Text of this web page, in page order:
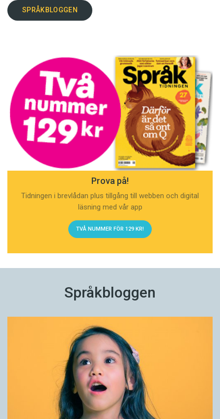
SPRÅKBLOGGEN
Prova på!
Tidningen i brevlådan plus tillgång till webben och digital
läsning med vår app
TVÅ NUMMER FÖR 129 KR!
Språkbloggen